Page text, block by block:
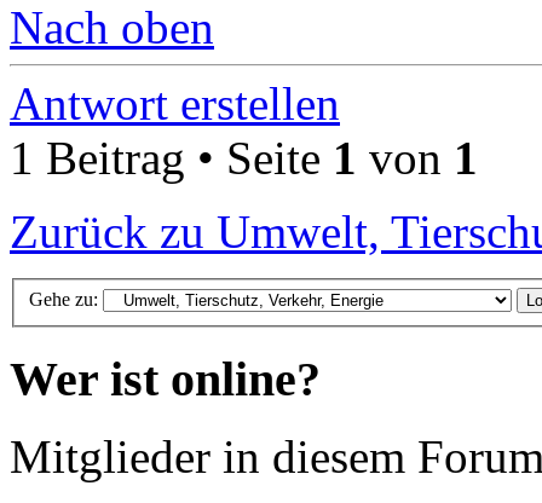
Nach oben
Antwort erstellen
1 Beitrag • Seite 1 von 1
Zurück zu Umwelt,
Gehe zu:
Wer ist online?
Mitglieder in diesem